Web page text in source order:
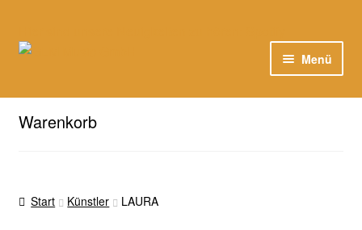
Zur
Zum
Menü
Unser Katalog
Warenkorb
Start Künstler LAURA